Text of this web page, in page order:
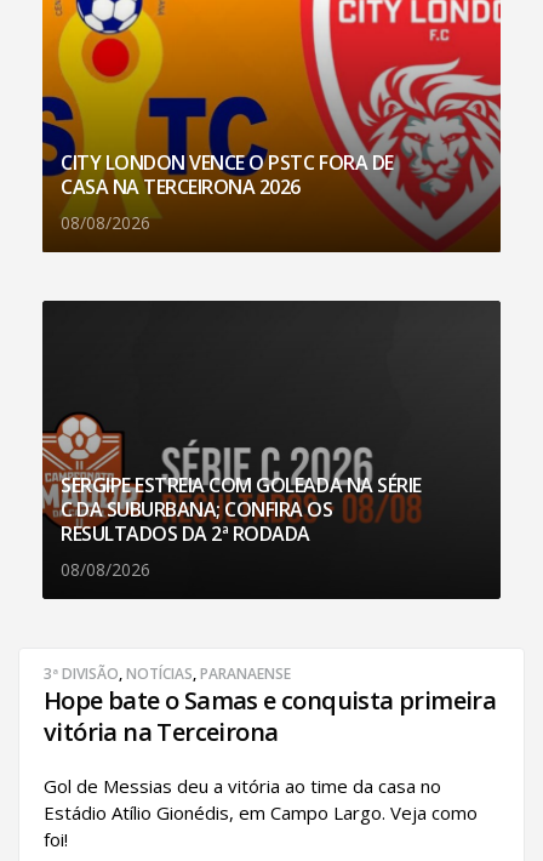
CITY LONDON VENCE O PSTC FORA DE
CASA NA TERCEIRONA 2026
08/08/2026
SERGIPE ESTREIA COM GOLEADA NA SÉRIE
C DA SUBURBANA; CONFIRA OS
RESULTADOS DA 2ª RODADA
08/08/2026
3ª DIVISÃO,NOTÍCIAS,PARANAENSE
Hope bate o Samas e conquista primeira
vitória na Terceirona
Gol de Messias deu a vitória ao time da casa no
Estádio Atílio Gionédis, em Campo Largo. Veja como
foi!